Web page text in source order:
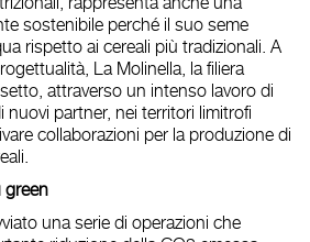
sostenibile perché il suo seme
rispetto ai cereali più tradizionali. A
La Molinella, lafiliera
, attraverso un intenso lavoro di
nuovi partner, nei territori limitrofi
collaborazioni per la produzione di
green
una serie di operazioni che